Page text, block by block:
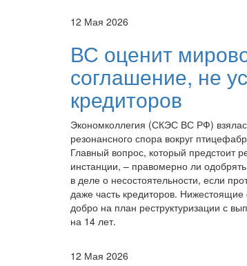
12 Мая 2026
ВС оценит
соглашение, не
кредиторов
Экономколлегия (СКЭС ВС РФ)
резонансного спора вокруг
Главный вопрос, который предстоит
инстанции, – правомерно ли
в деле о несостоятельности, если
даже часть кредиторов.
добро на план реструктуризации с
на 14 лет.
12 Мая 2026